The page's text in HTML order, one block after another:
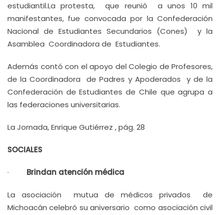
estudiantil.La protesta, que reunió a unos 10 mil
manifestantes, fue convocada por la Confederación
Nacional de Estudiantes Secundarios (Cones) y la
Asamblea Coordinadora de Estudiantes.
Además contó con el apoyo del Colegio de Profesores,
de la Coordinadora de Padres y Apoderados y de la
Confederación de Estudiantes de Chile que agrupa a
las federaciones universitarias.
La Jornada, Enrique Gutiérrez , pág. 28
SOCIALES
· Brindan atención médica
La asociación mutua de médicos privados de
Michoacán celebró su aniversario como asociación civil